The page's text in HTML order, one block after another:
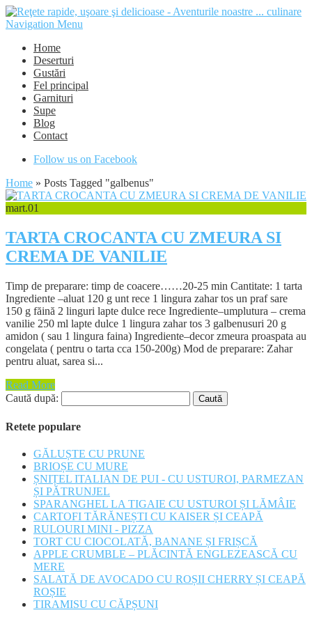
Navigation Menu
Home
Deserturi
Gustări
Fel principal
Garnituri
Supe
Blog
Contact
Follow us on Facebook
Home » Posts Tagged "galbenus"
mart.01
TARTA CROCANTA CU ZMEURA SI
CREMA DE VANILIE
Timp de preparare: timp de coacere……20-25 min Cantitate: 1 tarta
Ingrediente –aluat 120 g unt rece 1 lingura zahar tos un praf sare
150 g făină 2 linguri lapte dulce rece Ingrediente–umplutura – crema
vanilie 250 ml lapte dulce 1 lingura zahar tos 3 galbenusuri 20 g
amidon ( sau 1 lingura faina) Ingrediente–decor zmeura proaspata au
congelata ( pentru o tarta cca 150-200g) Mod de preparare: Zahar
pentru aluat, sarea si...
Read More
Caută după:
Retete populare
GĂLUȘTE CU PRUNE
BRIOȘE CU MURE
ȘNIȚEL ITALIAN DE PUI - CU USTUROI, PARMEZAN
ȘI PĂTRUNJEL
SPARANGHEL LA TIGAIE CU USTUROI ȘI LĂMÂIE
CARTOFI TĂRĂNEȘTI CU KAISER ȘI CEAPĂ
RULOURI MINI - PIZZA
TORT CU CIOCOLATĂ, BANANE ȘI FRIȘCĂ
APPLE CRUMBLE – PLĂCINTĂ ENGLEZEASCĂ CU
MERE
SALATĂ DE AVOCADO CU ROȘII CHERRY ȘI CEAPĂ
ROȘIE
TIRAMISU CU CĂPȘUNI